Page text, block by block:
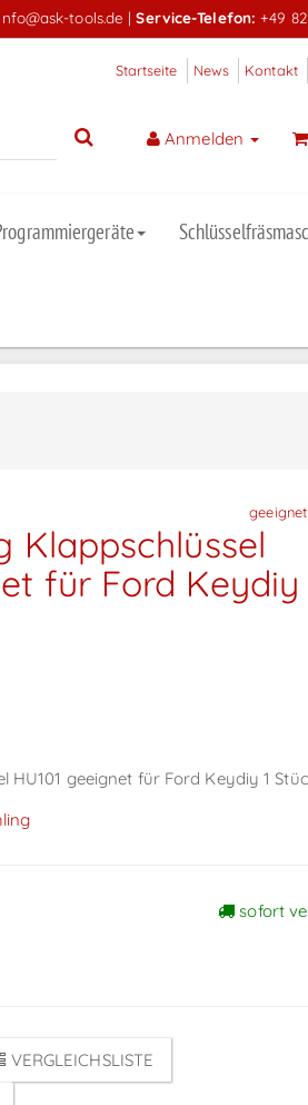
info@ask-tools.de |Service-Telefon: +49
Startseite News Kontakt
Anmelden
Klappschlüssel
für Ford Keydiy
HU101 geeignet für Ford Keydiy 1
sofort
VERGLEICHSLISTE